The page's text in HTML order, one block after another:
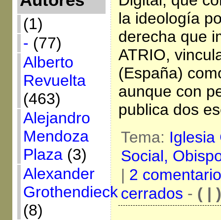
(1)
- (77)
Alberto
Revuelta
(463)
Alejandro
Mendoza
Plaza(3)
Alexander
Grothendieck
(8)
la ideología
derecha que
ATRIO,
(España)
aunque con
publica dos
Tema:
Social,
| 2
cerrados - ( | )